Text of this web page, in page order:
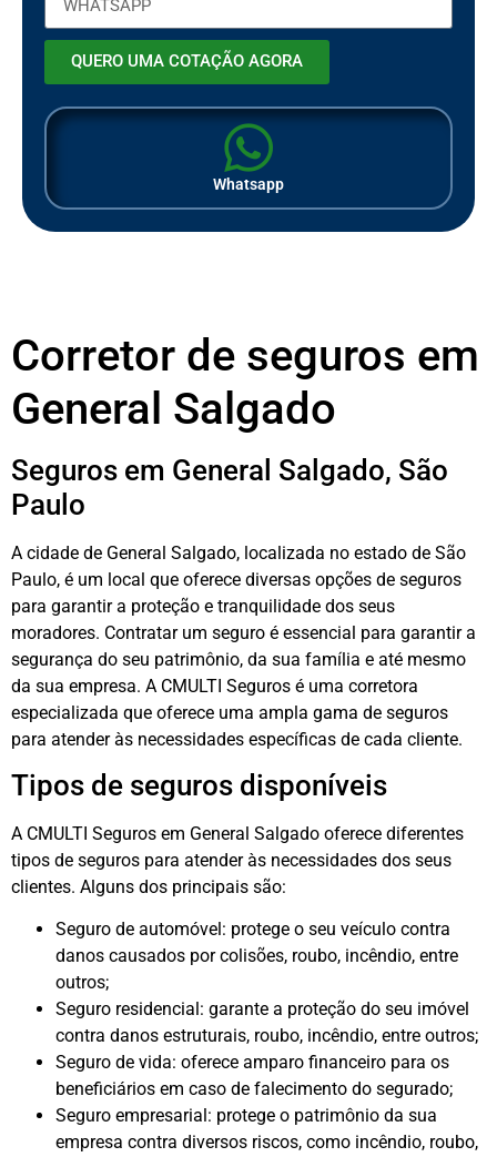
QUERO UMA COTAÇÃO AGORA
Whatsapp
Corretor de seguros em
General Salgado
Seguros em General Salgado, São
Paulo
A cidade de General Salgado, localizada no estado de São
Paulo, é um local que oferece diversas opções de seguros
para garantir a proteção e tranquilidade dos seus
moradores. Contratar um seguro é essencial para garantir a
segurança do seu patrimônio, da sua família e até mesmo
da sua empresa. A CMULTI Seguros é uma corretora
especializada que oferece uma ampla gama de seguros
para atender às necessidades específicas de cada cliente.
Tipos de seguros disponíveis
A CMULTI Seguros em General Salgado oferece diferentes
tipos de seguros para atender às necessidades dos seus
clientes. Alguns dos principais são:
Seguro de automóvel: protege o seu veículo contra
danos causados por colisões, roubo, incêndio, entre
outros;
Seguro residencial: garante a proteção do seu imóvel
contra danos estruturais, roubo, incêndio, entre outros;
Seguro de vida: oferece amparo financeiro para os
beneficiários em caso de falecimento do segurado;
Seguro empresarial: protege o patrimônio da sua
empresa contra diversos riscos, como incêndio, roubo,